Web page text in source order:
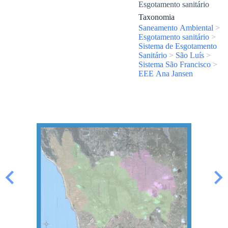
Esgotamento sanitário
Taxonomia
Saneamento Ambiental >
Esgotamento sanitário >
Sistema de Esgotamento
Sanitário > São Luís >
Sistema São Francisco >
EEE Ana Jansen